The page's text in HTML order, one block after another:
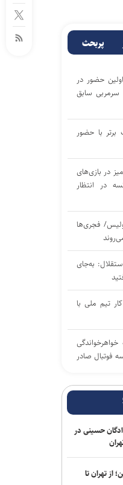
پربحث
حضور در
سرمربی سابق
با حضور
در بازی‌های
در انتظار
فجری‌ها
به‌جای
تیم ملی با
خواهرخواندگی
فوتبال صادر
از مسابقات
کشتی
تیم را
حسینی در
از تهران تا